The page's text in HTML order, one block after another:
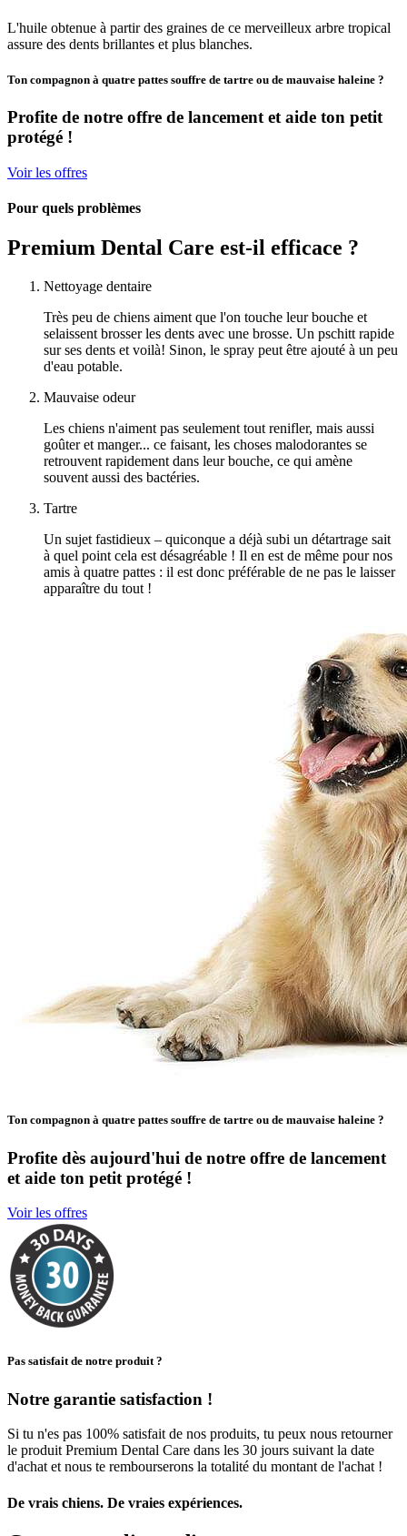
L'huile obtenue à partir des graines de ce merveilleux arbre tropical
assure des dents brillantes et plus blanches.
Ton compagnon à quatre pattes souffre de tartre ou de mauvaise haleine ?
Profite de notre offre de lancement et aide ton petit
protégé !
Voir les offres
Pour quels problèmes
Premium Dental Care est-il efficace ?
Nettoyage dentaire
Très peu de chiens aiment que l'on touche leur bouche et
selaissent brosser les dents avec une brosse. Un pschitt rapide
sur ses dents et voilà! Sinon, le spray peut être ajouté à un peu
d'eau potable.
Mauvaise odeur
Les chiens n'aiment pas seulement tout renifler, mais aussi
goûter et manger... ce faisant, les choses malodorantes se
retrouvent rapidement dans leur bouche, ce qui amène
souvent aussi des bactéries.
Tartre
Un sujet fastidieux – quiconque a déjà subi un détartrage sait
à quel point cela est désagréable ! Il en est de même pour nos
amis à quatre pattes : il est donc préférable de ne pas le laisser
apparaître du tout !
Ton compagnon à quatre pattes souffre de tartre ou de mauvaise haleine ?
Profite dès aujourd'hui de notre offre de lancement
et aide ton petit protégé !
Voir les offres
Pas satisfait de notre produit ?
Notre garantie satisfaction !
Si tu n'es pas 100% satisfait de nos produits, tu peux nous retourner
le produit Premium Dental Care dans les 30 jours suivant la date
d'achat et nous te rembourserons la totalité du montant de l'achat !
De vrais chiens. De vraies expériences.